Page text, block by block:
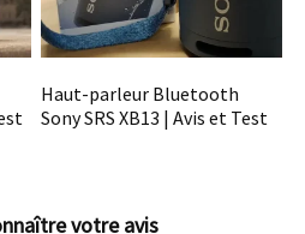
Haut-parleur Bluetooth
Sony SRS XB13 | Avis et Test
votre avis